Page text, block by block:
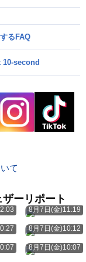
るFAQ
10-second
て
ーリポート
8月7日(金)11:19
8月7日(金)10:12
8月7日(金)10:07